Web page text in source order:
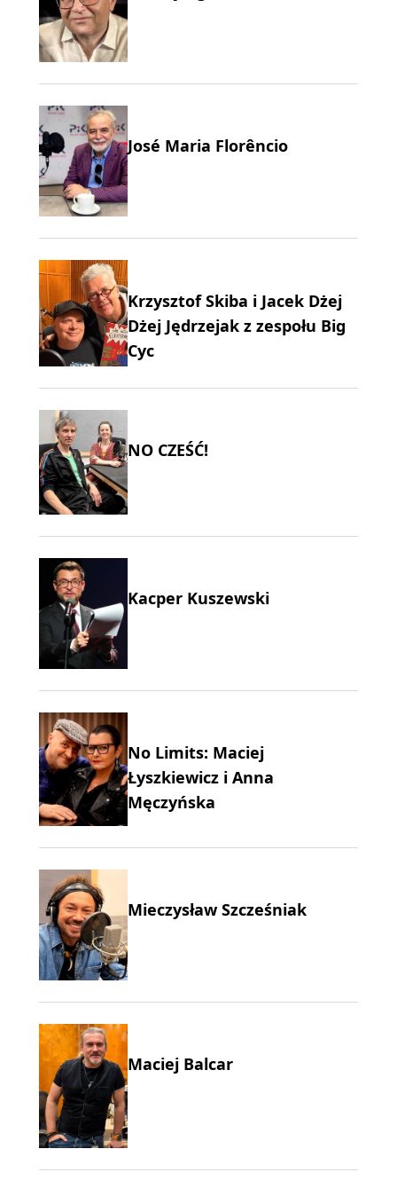
José Maria Florêncio
Krzysztof Skiba i Jacek Dżej
Dżej Jędrzejak z zespołu Big
Cyc
NO CZEŚĆ!
Kacper Kuszewski
No Limits: Maciej
Łyszkiewicz i Anna
Męczyńska
Mieczysław Szcześniak
Maciej Balcar